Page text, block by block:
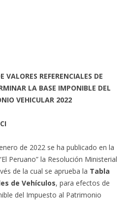
REFERENCIALES DE
LA BASE IMPONIBLE DEL
VEHICULAR 2022
de 2022 se ha publicado en la
Peruano” la Resolución Ministerial
de la cual se aprueba la Tabla
de Vehículos, para efectos de
del Impuesto al Patrimonio